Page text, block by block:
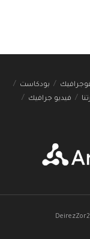
بودكاست
فيديو جرافيك